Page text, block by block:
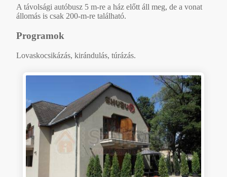
A távolsági autóbusz 5 m-re a ház előtt áll meg, de a vonat
állomás is csak 200-m-re található.
Programok
Lovaskocsikázás, kirándulás, túrázás.